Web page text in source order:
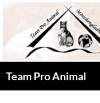
springen
Team Pro Animal